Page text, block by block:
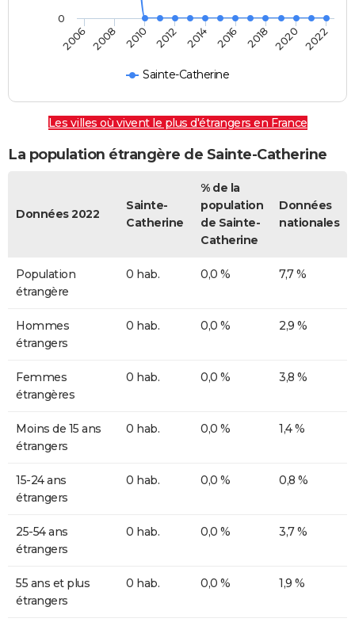
Sainte-Catherine
2006 2008 2010 2012 2014 2016 2018 2020 2022
0
Les villes où vivent le plus d'étrangers en France
La population étrangère de Sainte-Catherine
Données 2022
Sainte-
Catherine
% de la
population
de Sainte-
Catherine
Données
nationales
Population
étrangère
0 hab. 0,0 % 7,7 %
Hommes
étrangers
0 hab. 0,0 % 2,9 %
Femmes
étrangères
0 hab. 0,0 % 3,8 %
Moins de 15 ans
étrangers
0 hab. 0,0 % 1,4 %
15-24 ans
étrangers
0 hab. 0,0 % 0,8 %
25-54 ans
étrangers
0 hab. 0,0 % 3,7 %
55 ans et plus
étrangers
0 hab. 0,0 % 1,9 %